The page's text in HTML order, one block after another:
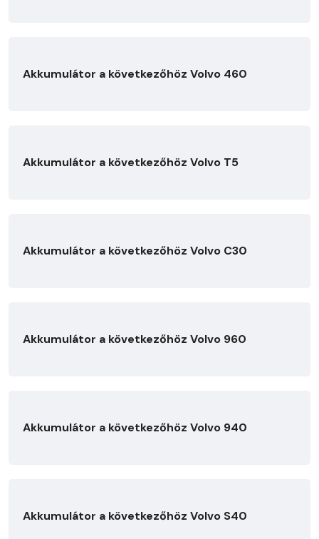
Akkumulátor a következőhöz Volvo 460
Akkumulátor a következőhöz Volvo T5
Akkumulátor a következőhöz Volvo C30
Akkumulátor a következőhöz Volvo 960
Akkumulátor a következőhöz Volvo 940
Akkumulátor a következőhöz Volvo S40